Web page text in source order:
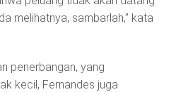
melihatnya, sambarlah,” kata
penerbangan, yang
kecil, Fernandes juga